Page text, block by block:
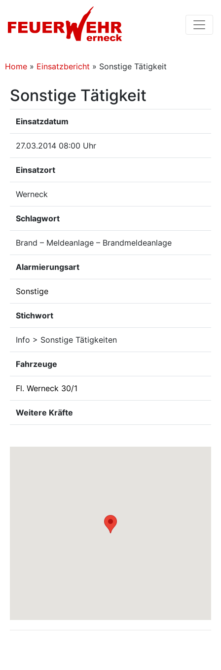
Home » Einsatzbericht » Sonstige Tätigkeit
Sonstige Tätigkeit
Einsatzdatum
27.03.2014 08:00 Uhr
Einsatzort
Werneck
Schlagwort
Brand – Meldeanlage – Brandmeldeanlage
Alarmierungsart
Sonstige
Stichwort
Info > Sonstige Tätigkeiten
Fahrzeuge
Fl. Werneck 30/1
Weitere Kräfte